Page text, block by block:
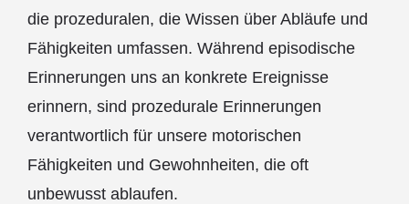
die prozeduralen, die Wissen über Abläufe und
Fähigkeiten umfassen. Während episodische
Erinnerungen uns an konkrete Ereignisse
erinnern, sind prozedurale Erinnerungen
verantwortlich für unsere motorischen
Fähigkeiten und Gewohnheiten, die oft
unbewusst ablaufen.